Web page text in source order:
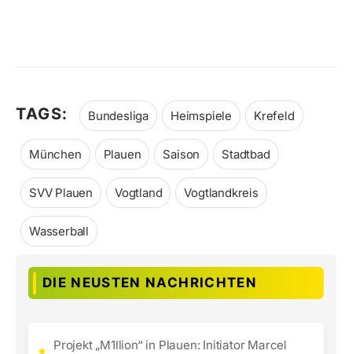
TAGS: Bundesliga Heimspiele Krefeld
München Plauen Saison Stadtbad
SVV Plauen Vogtland Vogtlandkreis
Wasserball
DIE NEUSTEN NACHRICHTEN
Projekt „M1llion“ in Plauen: Initiator Marcel